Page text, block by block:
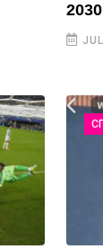
2030